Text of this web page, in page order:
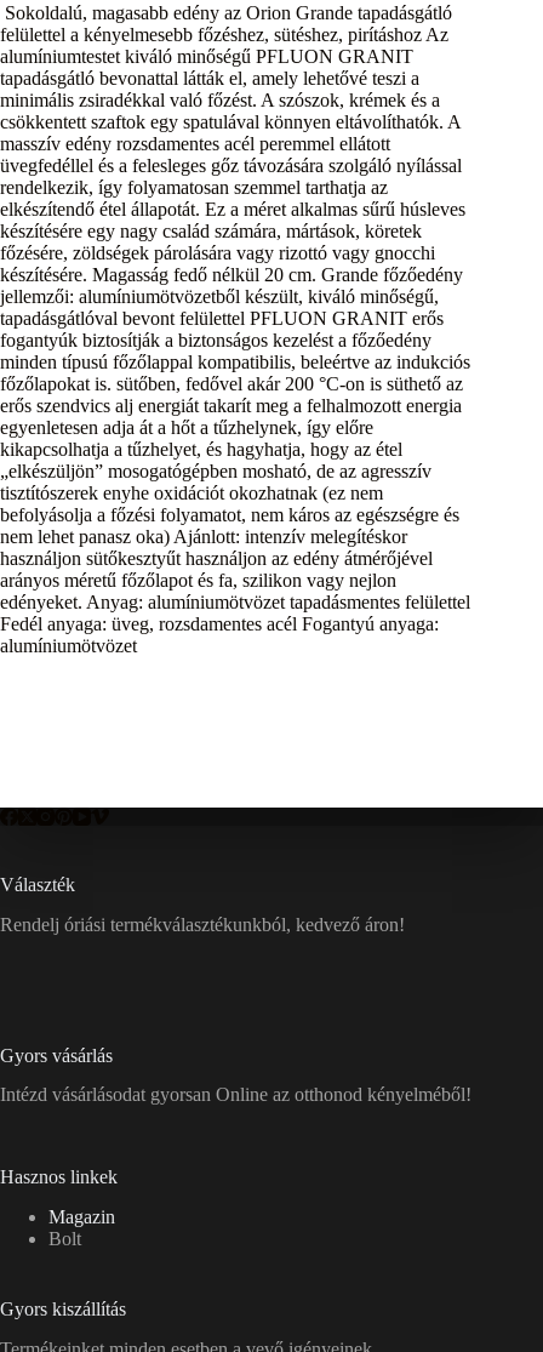
Sokoldalú, magasabb edény az Orion Grande tapadásgátló
felülettel a kényelmesebb főzéshez, sütéshez, pirításhoz Az
alumíniumtestet kiváló minőségű PFLUON GRANIT
tapadásgátló bevonattal látták el, amely lehetővé teszi a
minimális zsiradékkal való főzést. A szószok, krémek és a
csökkentett szaftok egy spatulával könnyen eltávolíthatók. A
masszív edény rozsdamentes acél peremmel ellátott
üvegfedéllel és a felesleges gőz távozására szolgáló nyílással
rendelkezik, így folyamatosan szemmel tarthatja az
elkészítendő étel állapotát. Ez a méret alkalmas sűrű húsleves
készítésére egy nagy család számára, mártások, köretek
főzésére, zöldségek párolására vagy rizottó vagy gnocchi
készítésére. Magasság fedő nélkül 20 cm. Grande főzőedény
jellemzői: alumíniumötvözetből készült, kiváló minőségű,
tapadásgátlóval bevont felülettel PFLUON GRANIT erős
fogantyúk biztosítják a biztonságos kezelést a főzőedény
minden típusú főzőlappal kompatibilis, beleértve az indukciós
főzőlapokat is. sütőben, fedővel akár 200 °C-on is süthető az
erős szendvics alj energiát takarít meg a felhalmozott energia
egyenletesen adja át a hőt a tűzhelynek, így előre
kikapcsolhatja a tűzhelyet, és hagyhatja, hogy az étel
„elkészüljön” mosogatógépben mosható, de az agresszív
tisztítószerek enyhe oxidációt okozhatnak (ez nem
befolyásolja a főzési folyamatot, nem káros az egészségre és
nem lehet panasz oka) Ajánlott: intenzív melegítéskor
használjon sütőkesztyűt használjon az edény átmérőjével
arányos méretű főzőlapot és fa, szilikon vagy nejlon
edényeket. Anyag: alumíniumötvözet tapadásmentes felülettel
Fedél anyaga: üveg, rozsdamentes acél Fogantyú anyaga:
alumíniumötvözet
Választék
Rendelj óriási termékválasztékunkból, kedvező áron!
Gyors vásárlás
Intézd vásárlásodat gyorsan Online az otthonod kényelméből!
Hasznos linkek
Magazin
Bolt
Gyors kiszállítás